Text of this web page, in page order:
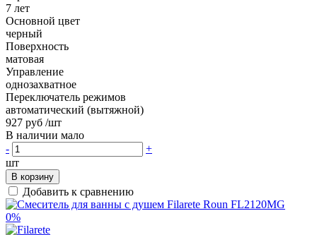
7 лет
Основной цвет
черный
Поверхность
матовая
Управление
однозахватное
Переключатель режимов
автоматический (вытяжной)
927 руб /шт
В наличии мало
-
+
шт
В корзину
Добавить к сравнению
0%